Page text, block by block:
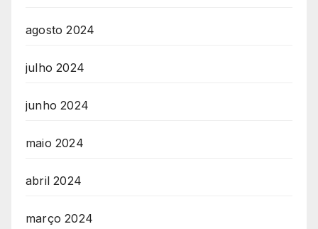
agosto 2024
julho 2024
junho 2024
maio 2024
abril 2024
março 2024